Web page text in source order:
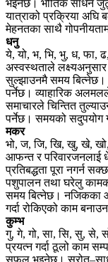
भइनेछ। भौतिक साधन
यात्राको प्रक्रिया अघि
मेहनतका साथै
धनु
ये, यो, भ, भि, भु, ध, फा,
अस्वस्थताले लक्ष्यअनुसार
सुल्झाउनमै समय बित्नेछ।
पर्नेछ। व्याहारिक
समाचारले चिन्तित
पर्नेछ। समयको सदुपयोग
मकर
भो, ज, जि, खि, खु, खे, खो,
आफन्त र
प्रतिबद्धता पूरा नगर्न
पशुपालन तथा घरेलु
समय बित्नेछ। नजिकका
गर्दा रोकिएको काम
कुम्भ
गु, गे, गो, सा, सि, सु, से,
प्रयत्न गर्दा ठूलो काम
सफल भइनेछ।